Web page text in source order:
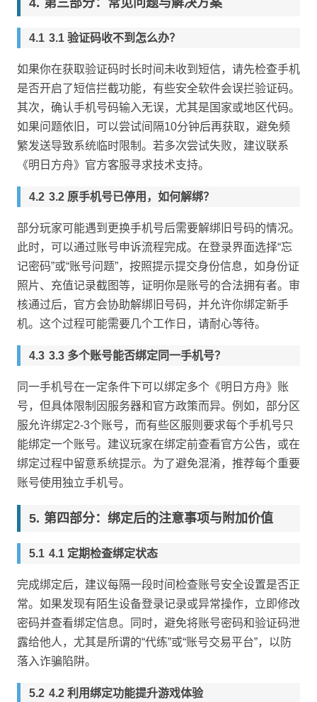
第三部分：常见问题与解决方案
3.1 验证码收不到怎么办？
如果你在获取验证码时长时间未收到短信，请先检查手机
是否开启了短信拦截功能，有些安全软件会误拦验证码。
其次，确认手机号码输入无误，尤其是国家或地区代码。
如果问题依旧，可以尝试间隔10分钟后再获取，避免频
繁发送导致系统临时限制。若多次尝试失败，建议联系
《明日方舟》官方客服寻求技术支持。
3.2 原手机号已停用，如何解绑？
部分玩家可能遇到更换手机号后需要解绑旧号码的情况。
此时，可以通过账号申诉流程完成。在登录界面选择“忘
记密码”或“账号问题”，按照提示提交身份信息，如身份证
照片、充值记录截图等，证明你是账号的合法拥有者。审
核通过后，官方会协助解绑旧号码，并允许你绑定新手
机。这个过程可能需要几个工作日，请耐心等待。
3.3 多个账号能否绑定同一手机号？
同一手机号在一定条件下可以绑定多个《明日方舟》账
号，但具体限制因服务器和官方政策而异。例如，部分区
服允许绑定2-3个账号，而有些区服则要求每个手机号只
能绑定一个账号。建议玩家在绑定前查看官方公告，或在
绑定过程中留意系统提示。为了避免混淆，推荐每个重要
账号使用独立手机号。
第四部分：绑定后的注意事项与附加价值
4.1 定期检查绑定状态
完成绑定后，建议每隔一段时间检查账号安全设置是否正
常。如果发现有陌生设备登录记录或异常操作，立即修改
密码并查看绑定信息。同时，避免将账号密码和验证码泄
露给他人，尤其是所谓的“代练”或“账号交易平台”，以防
落入诈骗陷阱。
4.2 利用绑定功能提升游戏体验